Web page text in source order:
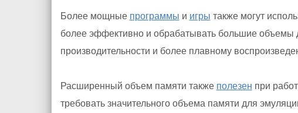
Более мощные программы и игры также могут
более эффективно и обрабатывать большие
производительности и более плавному
Расширенный объем памяти также полезен при
требовать значительного объема памяти для